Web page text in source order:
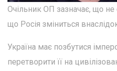
Очільник ОП зазначає, що не
що Росія зміниться
Україна має позбутися
перетворити її на